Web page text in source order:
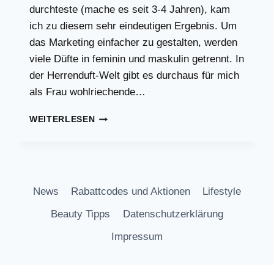
durchteste (mache es seit 3-4 Jahren), kam
ich zu diesem sehr eindeutigen Ergebnis. Um
das Marketing einfacher zu gestalten, werden
viele Düfte in feminin und maskulin getrennt. In
der Herrenduft-Welt gibt es durchaus für mich
als Frau wohlriechende…
WEITERLESENPARFUM
News Rabattcodes und Aktionen
Lifestyle
Beauty Tipps
Datenschutzerklärung
Impressum